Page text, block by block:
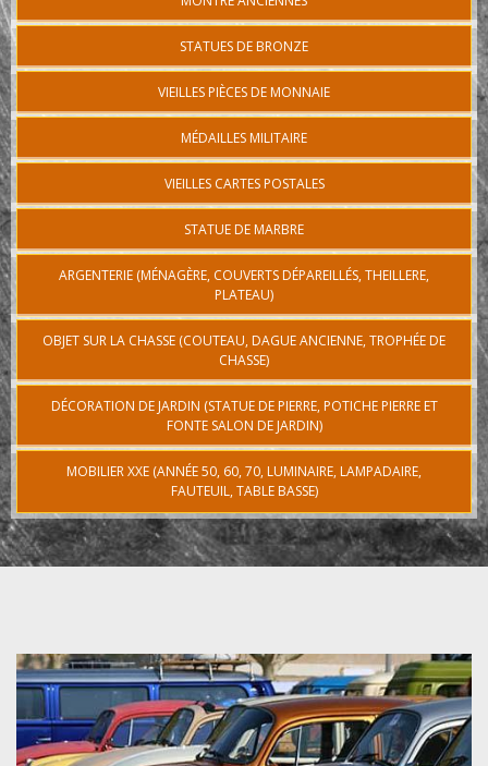
STATUES DE BRONZE
VIEILLES PIÈCES DE MONNAIE
MÉDAILLES MILITAIRE
VIEILLES CARTES POSTALES
STATUE DE MARBRE
ARGENTERIE (MÉNAGÈRE, COUVERTS DÉPAREILLÉS, THEILLERE,
PLATEAU)
OBJET SUR LA CHASSE (COUTEAU, DAGUE ANCIENNE, TROPHÉE DE
CHASSE)
DÉCORATION DE JARDIN (STATUE DE PIERRE, POTICHE PIERRE ET
FONTE SALON DE JARDIN)
MOBILIER XXE (ANNÉE 50, 60, 70, LUMINAIRE, LAMPADAIRE,
FAUTEUIL, TABLE BASSE)